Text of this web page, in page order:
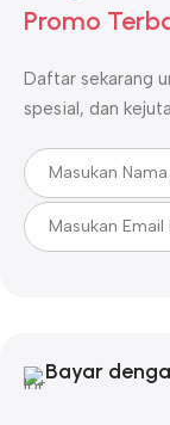
Promo
Daftar sekarang
spesial, dan
Bayar